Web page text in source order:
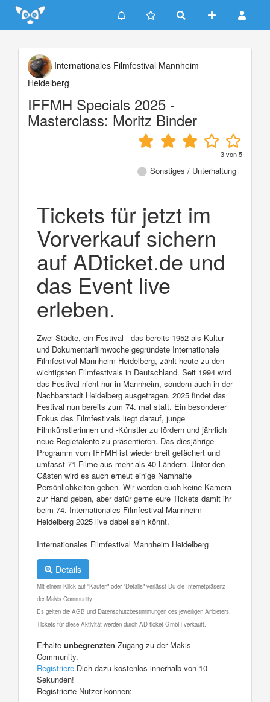
Update cookies preferences
Internationales Filmfestival Mannheim
Heidelberg
IFFMH Specials 2025 -
Masterclass: Moritz Binder
3von5
Sonstiges / Unterhaltung
Tickets für jetzt im
Vorverkauf sichern
auf ADticket.de und
das Event live
erleben.
Zwei Städte, ein Festival - das bereits 1952 als Kultur-
und Dokumentarfilmwoche gegründete Internationale
Filmfestival Mannheim Heidelberg, zählt heute zu den
wichtigsten Filmfestivals in Deutschland. Seit 1994 wird
das Festival nicht nur in Mannheim, sondern auch in der
Nachbarstadt Heidelberg ausgetragen. 2025 findet das
Festival nun bereits zum 74. mal statt. Ein besonderer
Fokus des Filmfestivals liegt darauf, junge
Filmkünstlerinnen und -Künstler zu fördern und jährlich
neue Regietalente zu präsentieren. Das diesjährige
Programm vom IFFMH ist wieder breit gefächert und
umfasst 71 Filme aus mehr als 40 Ländern. Unter den
Gästen wird es auch erneut einige Namhafte
Persönlichkeiten geben. Wir werden euch keine Kamera
zur Hand geben, aber dafür gerne eure Tickets damit ihr
beim 74. Internationales Filmfestival Mannheim
Heidelberg 2025 live dabei sein könnt.
Internationales Filmfestival Mannheim Heidelberg
Details
Mit einem Klick auf "Kaufen" oder "Details" verlässt Du die Internetpräsenz
der Makis Community.
Es gelten die AGB und Datenschutzbestimmungen des jeweiligen Anbieters.
Tickets für diese Aktivität werden durch AD ticket GmbH verkauft.
Erhalte unbegrenzten Zugang zu der Makis
Community.
Registriere Dich dazu kostenlos innerhalb von 10
Sekunden!
Registrierte Nutzer können: